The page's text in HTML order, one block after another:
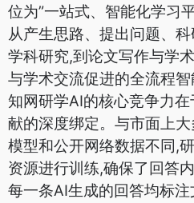
位为”一站式、智能化学习
从产生思路、提出问题、
学科研究,到论文写作与学
与学术交流促进的全流程智
知网研学AI的核心竞争力
献的深度绑定。与市面上
模型和公开网络数据不同,
资源进行训练,确保了回答
每一条AI生成的回答均标